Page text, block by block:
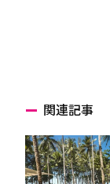
関連記事